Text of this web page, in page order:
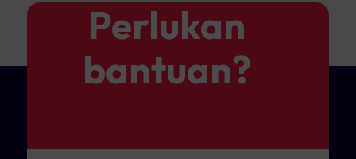
Perlukan
bantuan?